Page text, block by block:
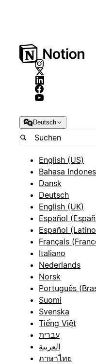
Deutsch
English (US)
Bahasa
Dansk
Deutsch
English (UK)
Español
Español
Français
Italiano
Nederlands
Norsk
Português
Suomi
Svenska
Tiếng Việt
עברית
العربية
ภาษาไทย